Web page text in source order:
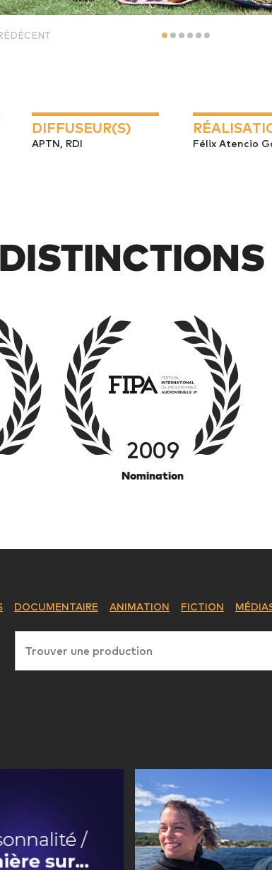
DIFFUSEUR(S)
APTN, RDI Félix Atencio
2009
Nomination
DOCUMENTAIRE ANIMATION FICTION
Trouver une production